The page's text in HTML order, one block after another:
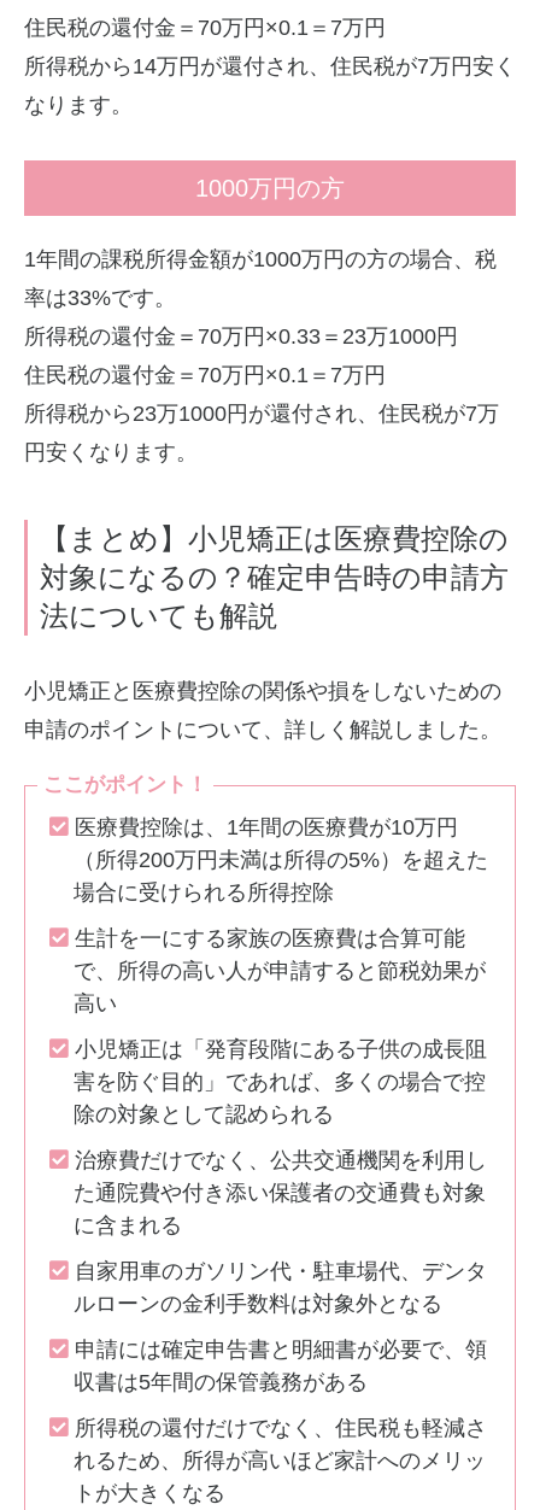
住民税の還付金＝70万円×0.1＝7万円
所得税から14万円が還付され、住民税が7万円安く
なります。
1000万円の方
1年間の課税所得金額が1000万円の方の場合、税
率は33%です。
所得税の還付金＝70万円×0.33＝23万1000円
住民税の還付金＝70万円×0.1＝7万円
所得税から23万1000円が還付され、住民税が7万
円安くなります。
【まとめ】小児矯正は医療費控除の
対象になるの？確定申告時の申請方
法についても解説
小児矯正と医療費控除の関係や損をしないための
申請のポイントについて、詳しく解説しました。
ここがポイント！
医療費控除は、1年間の医療費が10万円
（所得200万円未満は所得の5%）を超えた
場合に受けられる所得控除
生計を一にする家族の医療費は合算可能
で、所得の高い人が申請すると節税効果が
高い
小児矯正は「発育段階にある子供の成長阻
害を防ぐ目的」であれば、多くの場合で控
除の対象として認められる
治療費だけでなく、公共交通機関を利用し
た通院費や付き添い保護者の交通費も対象
に含まれる
自家用車のガソリン代・駐車場代、デンタ
ルローンの金利手数料は対象外となる
申請には確定申告書と明細書が必要で、領
収書は5年間の保管義務がある
所得税の還付だけでなく、住民税も軽減さ
れるため、所得が高いほど家計へのメリッ
トが大きくなる